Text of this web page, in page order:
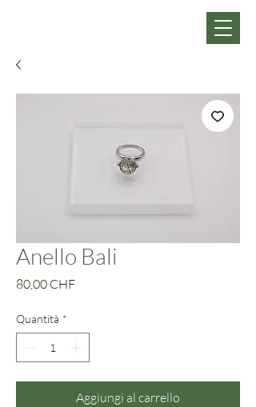
Anello Bali
80,00 CHFPrezzo
Quantità *
Aggiungi al carrello